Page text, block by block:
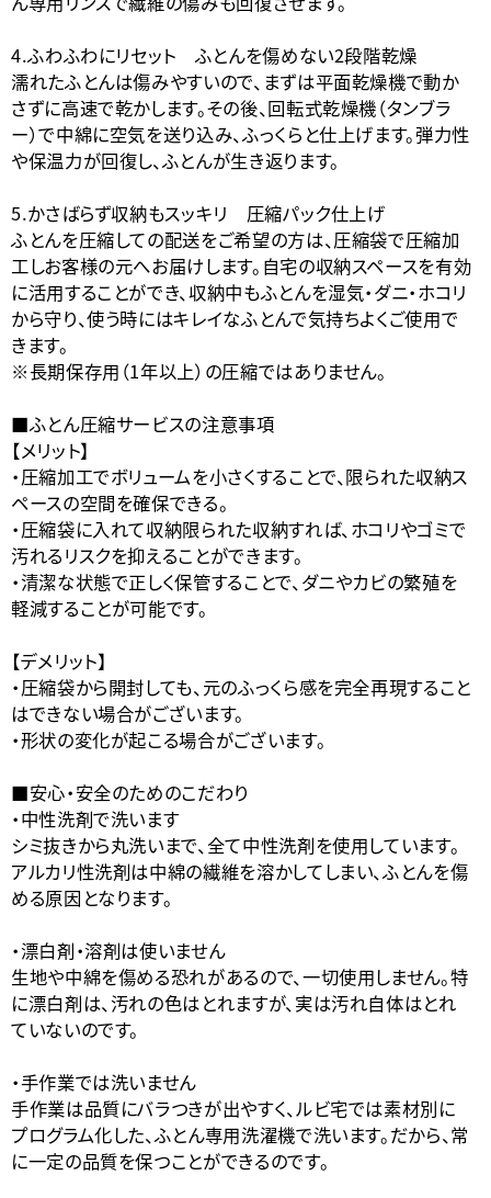
4.ふわふわにリセット ふとんを傷めない2段階乾燥
濡れたふとんは傷みやすいので、まずは平面乾燥機で動か
さずに高速で乾かします。その後、回転式乾燥機（タンブラ
ー）で中綿に空気を送り込み、ふっくらと仕上げます。弾力性
や保温力が回復し、ふとんが生き返ります。
5.かさばらず収納もスッキリ 圧縮パック仕上げ
ふとんを圧縮しての配送をご希望の方は、圧縮袋で圧縮加
工しお客様の元へお届けします。自宅の収納スペースを有効
に活用することができ、収納中もふとんを湿気・ダニ・ホコリ
から守り、使う時にはキレイなふとんで気持ちよくご使用で
きます。
※長期保存用（1年以上）の圧縮ではありません。
■ふとん圧縮サービスの注意事項
【メリット】
・圧縮加工でボリュームを小さくすることで、限られた収納ス
ペースの空間を確保できる。
・圧縮袋に入れて収納限られた収納すれば、ホコリやゴミで
汚れるリスクを抑えることができます。
・清潔な状態で正しく保管することで、ダニやカビの繁殖を
軽減することが可能です。
【デメリット】
・圧縮袋から開封しても、元のふっくら感を完全再現すること
はできない場合がございます。
・形状の変化が起こる場合がございます。
■安心・安全のためのこだわり
・中性洗剤で洗います
シミ抜きから丸洗いまで、全て中性洗剤を使用しています。
アルカリ性洗剤は中綿の繊維を溶かしてしまい、ふとんを傷
める原因となります。
・漂白剤・溶剤は使いません
生地や中綿を傷める恐れがあるので、一切使用しません。特
に漂白剤は、汚れの色はとれますが、実は汚れ自体はとれ
ていないのです。
・手作業では洗いません
手作業は品質にバラつきが出やすく、ルビ宅では素材別に
プログラム化した、ふとん専用洗濯機で洗います。だから、常
に一定の品質を保つことができるのです。